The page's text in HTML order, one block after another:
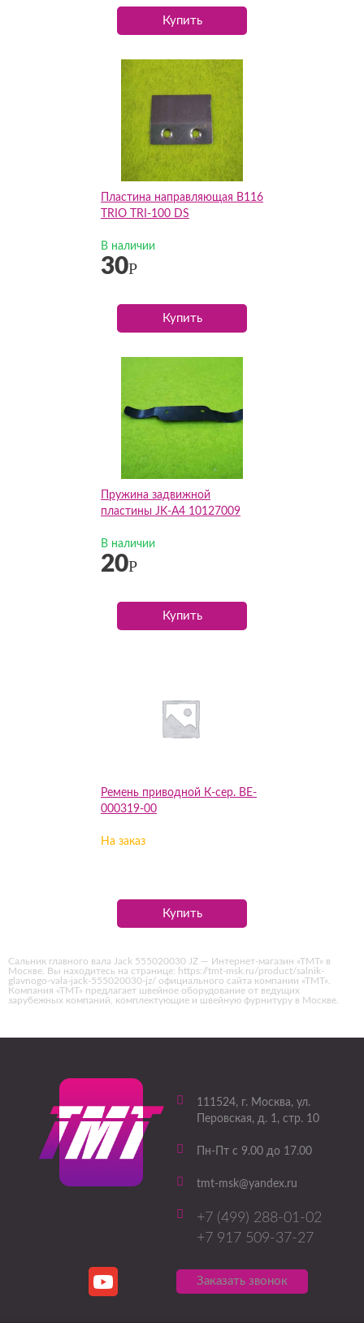
Купить
Пластина направляющая B116
TRIO TRI-100 DS
В наличии
30Р
Купить
Пружина задвижной
пластины JK-A4 10127009
В наличии
20Р
Купить
Ремень приводной К-сер. BE-
000319-00
На заказ
Купить
Сальник главного вала Jack 555020030 JZ — Интернет-магазин «ТМТ» в
Москве. Вы находитесь на странице: https://tmt-msk.ru/product/salnik-
glavnogo-vala-jack-555020030-jz/ официального сайта компании «ТМТ».
Компания «ТМТ» предлагает швейное оборудование от ведущих
зарубежных компаний, комплектующие и швейную фурнитуру в Москве.
111524, г. Москва, ул.
Перовская, д. 1, стр. 10
Пн-Пт с 9.00 до 17.00
tmt-msk@yandex.ru
+7 (499) 288-01-02
+7 917 509-37-27
Заказать звонок